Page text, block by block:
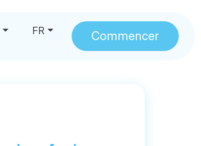
FR Commencer